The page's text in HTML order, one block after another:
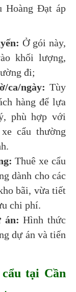
Hoàng Đạt áp
Ở gói này,
khối lượng,
đi;
ca/ngày: Tùy
hàng để lựa
phù hợp với
cẩu thường
Thuê xe cẩu
dành cho các
bãi, vừa tiết
chi phí.
án: Hình thức
dự án và tiến
tại Cần